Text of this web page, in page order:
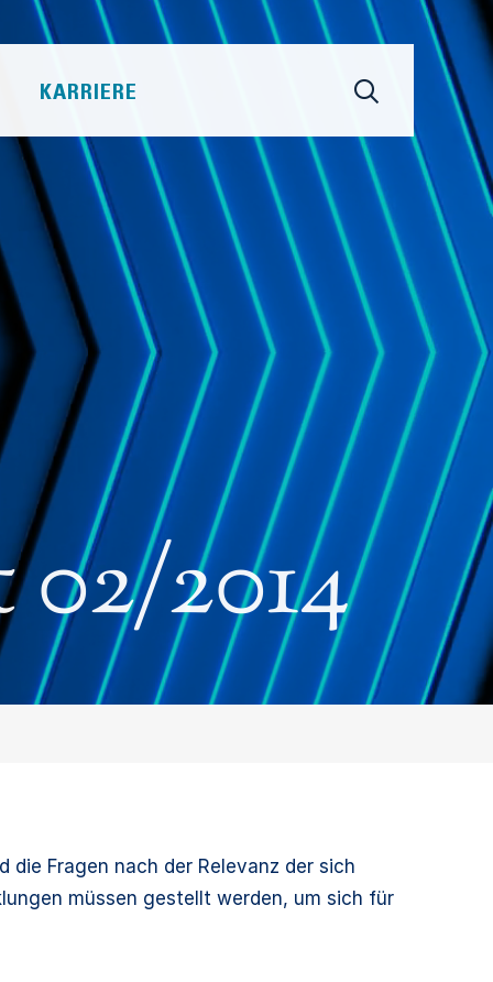
die Fragen nach der Relevanz der sich
müssen gestellt werden, um sich für
2014
KARRIERE